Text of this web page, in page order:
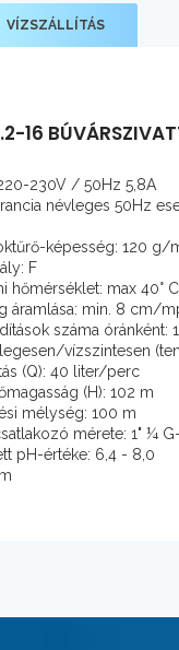
VÍZSZÁLLÍTÁS
16
230V / 50Hz 5,8A
névleges 50Hz
képesség: 120 g/
F
hőmérséklet: max 40° C
áramlása: min. 8 cm/
száma óránként:
vízszintesen
(Q): 40 liter/perc
(H): 102 m
mélység: 100 m
mérete: 1" ¼
pH-értéke: 6,4 - 8,0